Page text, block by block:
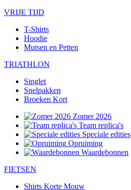
VRIJE TIJD
T-Shirts
Hoodie
Mutsen en Petten
TRIATHLON
Singlet
Snelpakken
Broeken Kort
Zomer 2026
Team replica's
Speciale edities
Opruiming
Waardebonnen
FIETSEN
Shirts Korte Mouw